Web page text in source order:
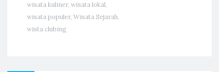
wisata kuliner, wisata lokal,
wisata populer, Wisata Sejarah,
wista clubing